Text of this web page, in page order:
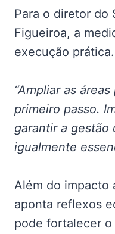
Para o diretor do
Figueiroa, a
execução prática.
“Ampliar as
primeiro passo.
garantir a gestão
igualmente
Além do impacto
aponta reflexos
pode fortalecer